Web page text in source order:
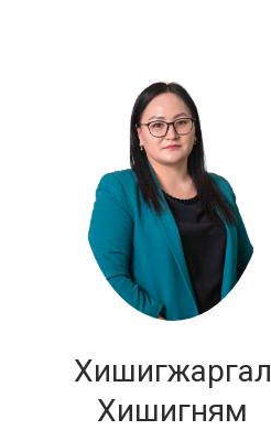
Хишигжаргал
Хишигням